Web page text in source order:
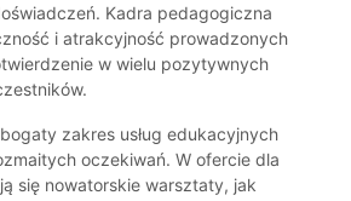
Kadra pedagogiczna
i atrakcyjność prowadzonych
w wielu pozytywnych
zakres usług edukacyjnych
oczekiwań. W ofercie dla
się nowatorskie warsztaty, jak